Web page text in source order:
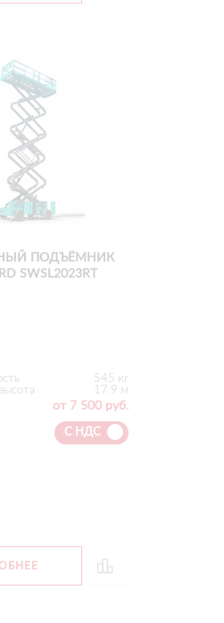
ПОДЪЁМНИК
SWSL2023RT
545 кг
17.9 м
от 7 500 руб.
С НДС